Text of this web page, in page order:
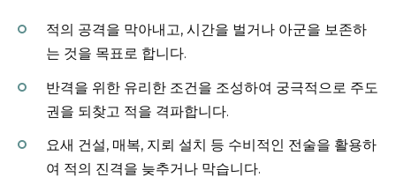
적의 공격을 막아내고, 시간을 벌거나 아군을 보존하
는 것을 목표로 합니다.
반격을 위한 유리한 조건을 조성하여 궁극적으로 주도
권을 되찾고 적을 격파합니다.
요새 건설, 매복, 지뢰 설치 등 수비적인 전술을 활용하
여 적의 진격을 늦추거나 막습니다.